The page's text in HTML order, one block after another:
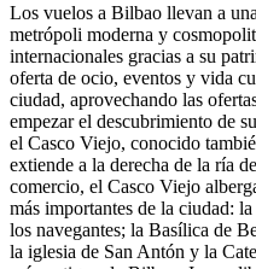
Los vuelos a Bilbao llevan a
metrópoli moderna y
internacionales gracias a su
oferta de ocio, eventos y vida
ciudad, aprovechando las
empezar el descubrimiento de
el Casco Viejo, conocido
extiende a la derecha de la ría
comercio, el Casco Viejo
más importantes de la ciudad:
los navegantes; la Basílica de
la iglesia de San Antón y la